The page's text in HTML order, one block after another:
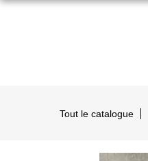
Tout le catalogue